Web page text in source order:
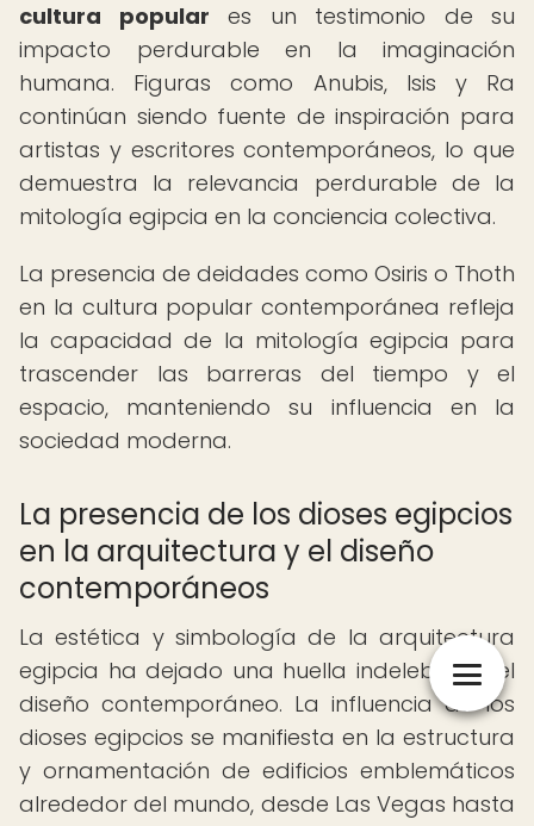
cultura popular es un testimonio de su
impacto perdurable en la imaginación
humana. Figuras como Anubis, Isis y Ra
continúan siendo fuente de inspiración para
artistas y escritores contemporáneos, lo que
demuestra la relevancia perdurable de la
mitología egipcia en la conciencia colectiva.
La presencia de deidades como Osiris o Thoth
en la cultura popular contemporánea refleja
la capacidad de la mitología egipcia para
trascender las barreras del tiempo y el
espacio, manteniendo su influencia en la
sociedad moderna.
La presencia de los dioses egipcios
en la arquitectura y el diseño
contemporáneos
La estética y simbología de la arquitectura
egipcia ha dejado una huella indeleble en el
diseño contemporáneo. La influencia de los
dioses egipcios se manifiesta en la estructura
y ornamentación de edificios emblemáticos
alrededor del mundo, desde Las Vegas hasta